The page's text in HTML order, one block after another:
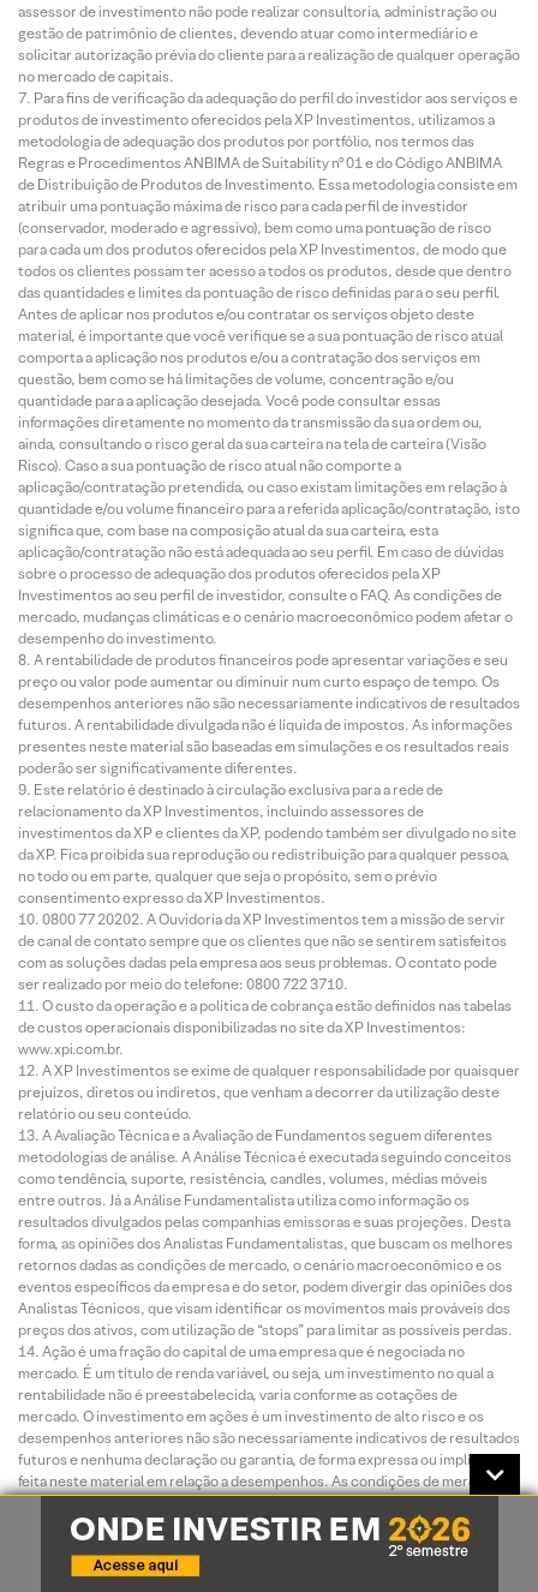
assessor de investimento não pode realizar consultoria, administração ou
gestão de patrimônio de clientes, devendo atuar como intermediário e
solicitar autorização prévia do cliente para a realização de qualquer operação
no mercado de capitais.
Para fins de verificação da adequação do perfil do investidor aos serviços e
produtos de investimento oferecidos pela XP Investimentos, utilizamos a
metodologia de adequação dos produtos por portfólio, nos termos das
Regras e Procedimentos ANBIMA de Suitability nº 01 e do Código ANBIMA
de Distribuição de Produtos de Investimento. Essa metodologia consiste em
atribuir uma pontuação máxima de risco para cada perfil de investidor
(conservador, moderado e agressivo), bem como uma pontuação de risco
para cada um dos produtos oferecidos pela XP Investimentos, de modo que
todos os clientes possam ter acesso a todos os produtos, desde que dentro
das quantidades e limites da pontuação de risco definidas para o seu perfil.
Antes de aplicar nos produtos e/ou contratar os serviços objeto deste
material, é importante que você verifique se a sua pontuação de risco atual
comporta a aplicação nos produtos e/ou a contratação dos serviços em
questão, bem como se há limitações de volume, concentração e/ou
quantidade para a aplicação desejada. Você pode consultar essas
informações diretamente no momento da transmissão da sua ordem ou,
ainda, consultando o risco geral da sua carteira na tela de carteira (Visão
Risco). Caso a sua pontuação de risco atual não comporte a
aplicação/contratação pretendida, ou caso existam limitações em relação à
quantidade e/ou volume financeiro para a referida aplicação/contratação, isto
significa que, com base na composição atual da sua carteira, esta
aplicação/contratação não está adequada ao seu perfil. Em caso de dúvidas
sobre o processo de adequação dos produtos oferecidos pela XP
Investimentos ao seu perfil de investidor, consulte o FAQ. As condições de
mercado, mudanças climáticas e o cenário macroeconômico podem afetar o
desempenho do investimento.
A rentabilidade de produtos financeiros pode apresentar variações e seu
preço ou valor pode aumentar ou diminuir num curto espaço de tempo. Os
desempenhos anteriores não são necessariamente indicativos de resultados
futuros. A rentabilidade divulgada não é líquida de impostos. As informações
presentes neste material são baseadas em simulações e os resultados reais
poderão ser significativamente diferentes.
Este relatório é destinado à circulação exclusiva para a rede de
relacionamento da XP Investimentos, incluindo assessores de
investimentos da XP e clientes da XP, podendo também ser divulgado no site
da XP. Fica proibida sua reprodução ou redistribuição para qualquer pessoa,
no todo ou em parte, qualquer que seja o propósito, sem o prévio
consentimento expresso da XP Investimentos.
0800 77 20202. A Ouvidoria da XP Investimentos tem a missão de servir
de canal de contato sempre que os clientes que não se sentirem satisfeitos
com as soluções dadas pela empresa aos seus problemas. O contato pode
ser realizado por meio do telefone: 0800 722 3710.
O custo da operação e a política de cobrança estão definidos nas tabelas
de custos operacionais disponibilizadas no site da XP Investimentos:
www.xpi.com.br.
A XP Investimentos se exime de qualquer responsabilidade por quaisquer
prejuízos, diretos ou indiretos, que venham a decorrer da utilização deste
relatório ou seu conteúdo.
A Avaliação Técnica e a Avaliação de Fundamentos seguem diferentes
metodologias de análise. A Análise Técnica é executada seguindo conceitos
como tendência, suporte, resistência, candles, volumes, médias móveis
entre outros. Já a Análise Fundamentalista utiliza como informação os
resultados divulgados pelas companhias emissoras e suas projeções. Desta
forma, as opiniões dos Analistas Fundamentalistas, que buscam os melhores
retornos dadas as condições de mercado, o cenário macroeconômico e os
eventos específicos da empresa e do setor, podem divergir das opiniões dos
Analistas Técnicos, que visam identificar os movimentos mais prováveis dos
preços dos ativos, com utilização de “stops” para limitar as possíveis perdas.
Ação é uma fração do capital de uma empresa que é negociada no
mercado. É um título de renda variável, ou seja, um investimento no qual a
rentabilidade não é preestabelecida, varia conforme as cotações de
mercado. O investimento em ações é um investimento de alto risco e os
desempenhos anteriores não são necessariamente indicativos de resultados
futuros e nenhuma declaração ou garantia, de forma expressa ou implícita, é
feita neste material em relação a desempenhos. As condições de mercado, o
cenário macroeconômico, os eventos específicos da empresa e do setor
podem afetar o desempenho do investimento, podendo resultar até mesmo
em significativas perdas patrimoniais. A duração recomendada para o
investimento é de médio-longo prazo. Não há quaisquer garantias sobre o